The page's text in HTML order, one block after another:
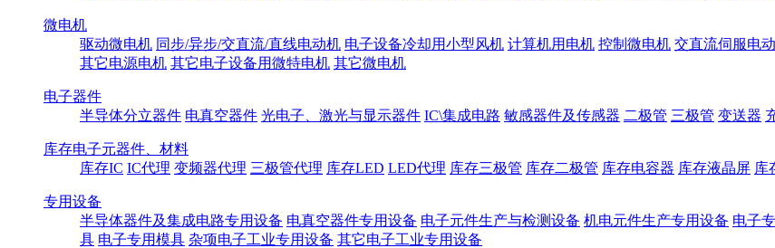
微电机
驱动微电机 同步/异步/交直流/直线电动机 电子设备冷却用小型风机 计算机用电机 控制微电机 交直流伺服电
其它电源电机 其它电子设备用微特电机 其它微电机
电子器件
半导体分立器件 电真空器件 光电子、激光与显示器件 IC\集成电路 敏感器件及传感器 二极管 三极管 变送器
库存电子元器件、材料
库存IC IC代理 变频器代理 三极管代理 库存LED LED代理 库存三极管 库存二极管 库存电容器 库存液晶屏 库
专用设备
半导体器件及集成电路专用设备 电真空器件专用设备 电子元件生产与检测设备 机电元件生产专用设备 电子
具 电子专用模具 杂项电子工业专用设备 其它电子工业专用设备